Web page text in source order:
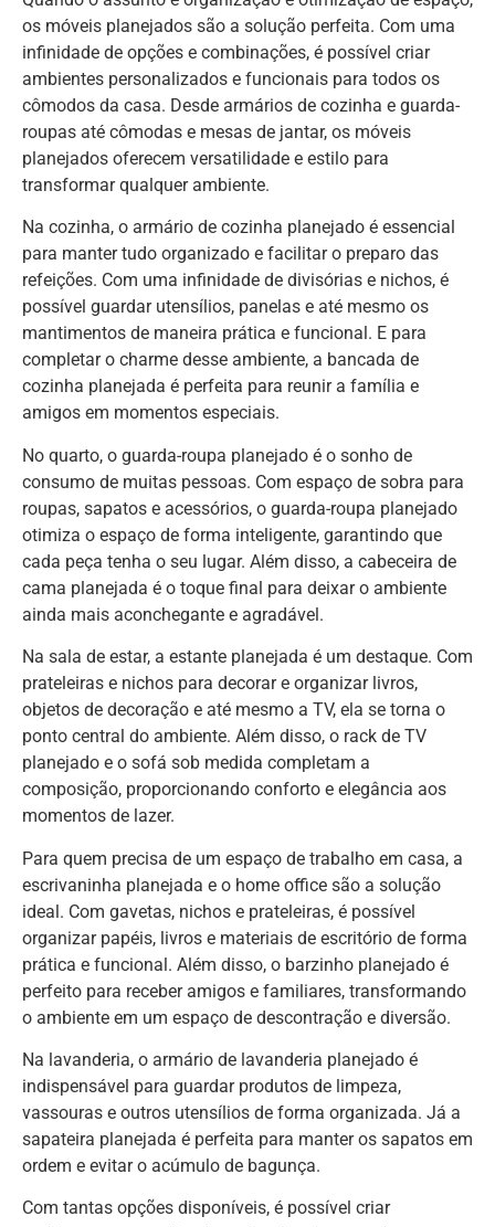
os móveis planejados são a solução perfeita. Com uma
infinidade de opções e combinações, é possível criar
ambientes personalizados e funcionais para todos os
cômodos da casa. Desde armários de cozinha e guarda-
roupas até cômodas e mesas de jantar, os móveis
planejados oferecem versatilidade e estilo para
transformar qualquer ambiente.
Na cozinha, o armário de cozinha planejado é essencial
para manter tudo organizado e facilitar o preparo das
refeições. Com uma infinidade de divisórias e nichos, é
possível guardar utensílios, panelas e até mesmo os
mantimentos de maneira prática e funcional. E para
completar o charme desse ambiente, a bancada de
cozinha planejada é perfeita para reunir a família e
amigos em momentos especiais.
No quarto, o guarda-roupa planejado é o sonho de
consumo de muitas pessoas. Com espaço de sobra para
roupas, sapatos e acessórios, o guarda-roupa planejado
otimiza o espaço de forma inteligente, garantindo que
cada peça tenha o seu lugar. Além disso, a cabeceira de
cama planejada é o toque final para deixar o ambiente
ainda mais aconchegante e agradável.
Na sala de estar, a estante planejada é um destaque. Com
prateleiras e nichos para decorar e organizar livros,
objetos de decoração e até mesmo a TV, ela se torna o
ponto central do ambiente. Além disso, o rack de TV
planejado e o sofá sob medida completam a
composição, proporcionando conforto e elegância aos
momentos de lazer.
Para quem precisa de um espaço de trabalho em casa, a
escrivaninha planejada e o home office são a solução
ideal. Com gavetas, nichos e prateleiras, é possível
organizar papéis, livros e materiais de escritório de forma
prática e funcional. Além disso, o barzinho planejado é
perfeito para receber amigos e familiares, transformando
o ambiente em um espaço de descontração e diversão.
Na lavanderia, o armário de lavanderia planejado é
indispensável para guardar produtos de limpeza,
vassouras e outros utensílios de forma organizada. Já a
sapateira planejada é perfeita para manter os sapatos em
ordem e evitar o acúmulo de bagunça.
Com tantas opções disponíveis, é possível criar